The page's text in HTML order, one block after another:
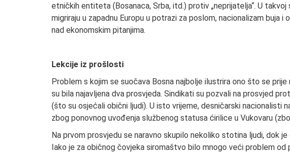
etničkih entiteta (Bosanaca, Srba, itd.) protiv „neprijatelja“. U
migriraju u zapadnu Europu u potrazi za poslom, nacionalizam buja
nad ekonomskim pitanjima.
Lekcije iz prošlosti
Problem s kojim se suočava Bosna najbolje ilustrira ono što se
su bila najavljena dva prosvjeda. Sindikati su pozvali na prosvjed
(što su osjećali obični ljudi). U isto vrijeme, desničarski nacionalisti
zbog ponovnog uvođenja službenog statusa ćirilice u Vukovaru
Na prvom prosvjedu se naravno skupilo nekoliko stotina ljudi, dok
Iako je za običnog čovjeka siromaštvo bilo mnogo veći problem od